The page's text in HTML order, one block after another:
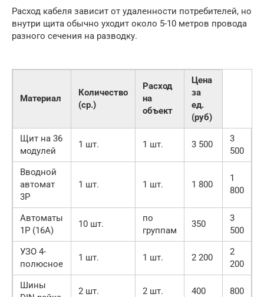
Расход кабеля зависит от удаленности потребителей, но
внутри щита обычно уходит около 5-10 метров провода
разного сечения на разводку.
Материал
Количество
(ср.)
Расход
на
объект
Цена
за
ед.
(руб)
Щит на 36
модулей
1 шт. 1 шт. 3 500
3
500
Вводной
автомат
3P
1 шт. 1 шт. 1 800
1
800
Автоматы
1P (16А)
10 шт.
по
группам
350
3
500
УЗО 4-
полюсное
1 шт. 1 шт. 2 200
2
200
Шины
2 шт. 2 шт. 400 800